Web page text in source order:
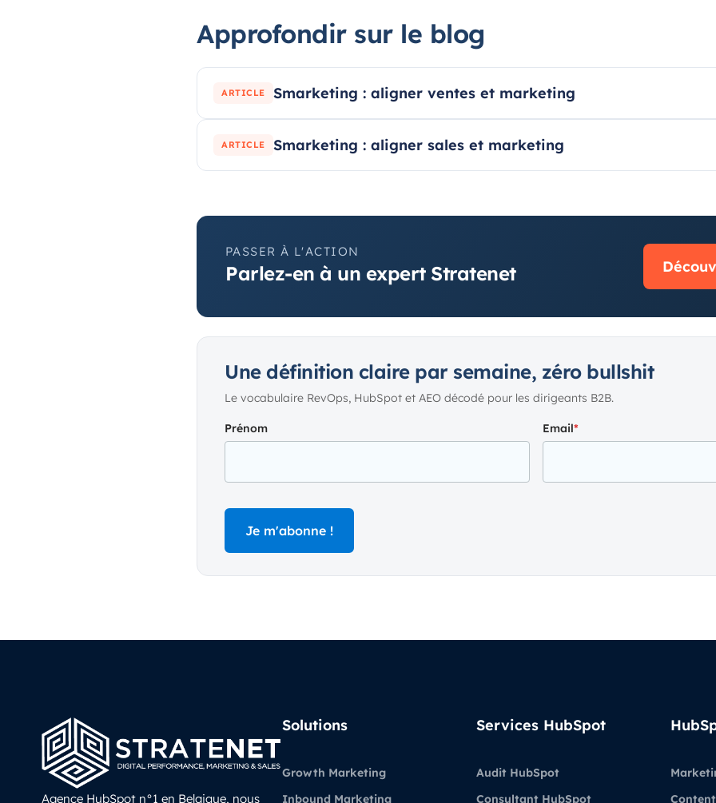
Approfondir sur le blog
ARTICLE Smarketing : aligner ventes et marketing
ARTICLE Smarketing : aligner sales et marketing
PASSER À L'ACTION
Parlez-en à un expert Stratenet
Une définition claire par semaine, zéro bullshit
Le vocabulaire RevOps, HubSpot et AEO décodé pour les dirigeants B2B.
Prénom Email*
Agence HubSpot n°1 en Belgique, nous
Solutions
Growth Marketing
Inbound Marketing
Services HubSpot
Audit HubSpot
Consultant HubSpot